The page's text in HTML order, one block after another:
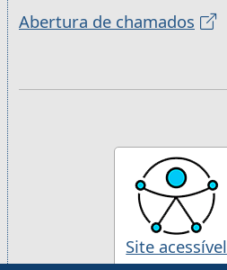
Abertura de chamados
Site acessível